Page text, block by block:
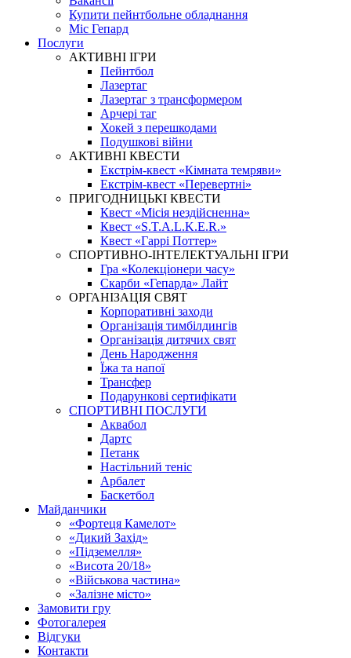
Купити пейнтбольне обладнання
Міс Гепард
Послуги
АКТИВНІ ІГРИ
Пейнтбол
Лазертаг
Лазертаг з трансформером
Арчері таг
Хокей з перешкодами
Подушкові війни
АКТИВНІ КВЕСТИ
Екстрім-квест «Кімната темряви»
Екстрім-квест «Перевертні»
ПРИГОДНИЦЬКІ КВЕСТИ
Квест «Місія нездійсненна»
Квест «S.T.A.L.K.E.R.»
Квест «Гаррі Поттер»
СПОРТИВНО-ІНТЕЛЕКТУАЛЬНІ ІГРИ
Гра «Колекціонери часу»
Скарби «Гепарда» Лайт
ОРГАНІЗАЦІЯ СВЯТ
Корпоративні заходи
Організація тимбілдингів
Організація дитячих свят
День Народження
Їжа та напої
Трансфер
Подарункові сертифікати
СПОРТИВНІ ПОСЛУГИ
Аквабол
Дартс
Петанк
Настільний теніс
Арбалет
Баскетбол
Майданчики
«Фортеця Камелот»
«Дикий Захід»
«Підземелля»
«Висота 20/18»
«Військова частина»
«Залізне місто»
Замовити гру
Фотогалерея
Відгуки
Контакти